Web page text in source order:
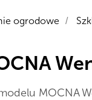
ogrodowe /
MOCNA